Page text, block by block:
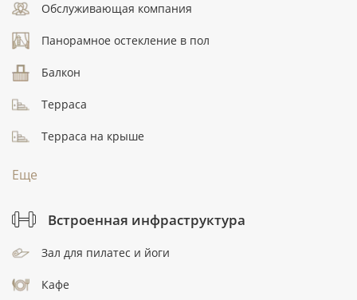
Обслуживающая компания
Панорамное остекление в пол
Балкон
Терраса
Терраса на крыше
Еще
Встроенная инфраструктура
Зал для пилатес и йоги
Кафе